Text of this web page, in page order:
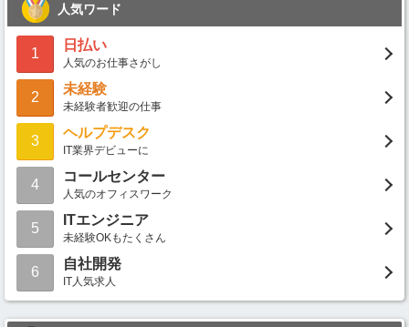
人気ワード
1
日払い
人気のお仕事さがし
2
未経験
未経験者歓迎の仕事
3
ヘルプデスク
IT業界デビューに
4
コールセンター
人気のオフィスワーク
5
ITエンジニア
未経験OKもたくさん
6
自社開発
IT人気求人